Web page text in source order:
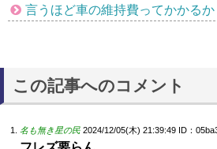
言うほど車の維持費ってかかるか
この記事へのコメント
名も無き星の民 2024/12/05(木) 21:39:49 ID：